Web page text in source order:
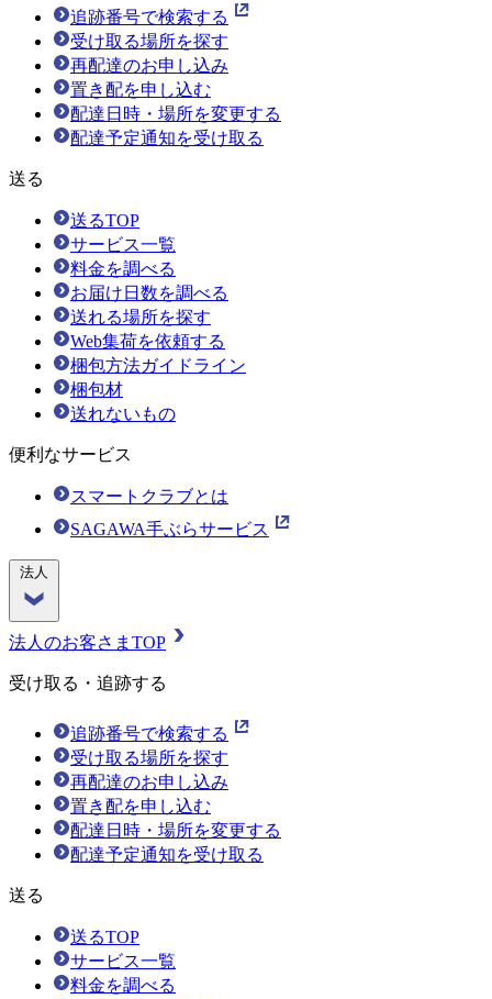
追跡番号で検索する
受け取る場所を探す
再配達のお申し込み
置き配を申し込む
配達日時・場所を変更する
配達予定通知を受け取る
送る
送るTOP
サービス一覧
料金を調べる
お届け日数を調べる
送れる場所を探す
Web集荷を依頼する
梱包方法ガイドライン
梱包材
送れないもの
便利なサービス
スマートクラブとは
SAGAWA手ぶらサービス
法人
法人のお客さまTOP
受け取る・追跡する
追跡番号で検索する
受け取る場所を探す
再配達のお申し込み
置き配を申し込む
配達日時・場所を変更する
配達予定通知を受け取る
送る
送るTOP
サービス一覧
料金を調べる